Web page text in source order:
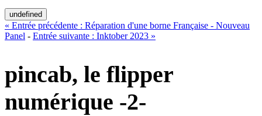
undefined
« Entrée précédente : Réparation d'une borne Française - Nouveau
Panel - Entrée suivante : Inktober 2023 »
pincab, le flipper
numérique -2-